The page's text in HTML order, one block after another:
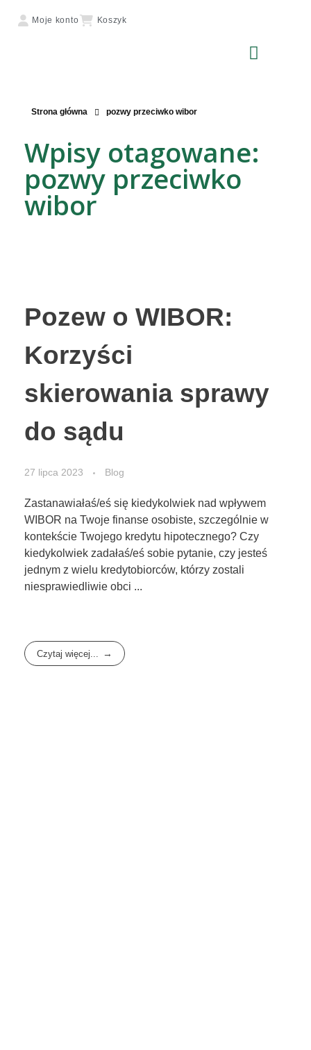
Moje konto Koszyk
Strona główna pozwy przeciwko wibor
Wpisy otagowane:
pozwy przeciwko
wibor
Pozew o WIBOR:
Korzyści
skierowania sprawy
do sądu
27 lipca 2023 Blog
Zastanawiałaś/eś się kiedykolwiek nad wpływem
WIBOR na Twoje finanse osobiste, szczególnie w
kontekście Twojego kredytu hipotecznego? Czy
kiedykolwiek zadałaś/eś sobie pytanie, czy jesteś
jednym z wielu kredytobiorców, którzy zostali
niesprawiedliwie obci ...
Czytaj więcej...